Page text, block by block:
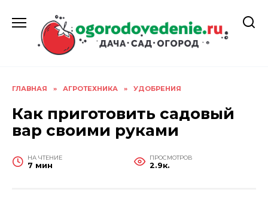
содержанию
ГЛАВНАЯ » АГРОТЕХНИКА » УДОБРЕНИЯ
Как приготовить садовый
вар своими руками
НА ЧТЕНИЕ
7 мин
ПРОСМОТРОВ
2.9к.